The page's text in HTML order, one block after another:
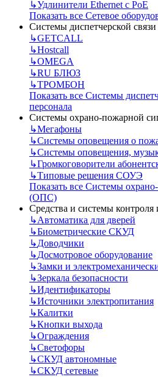
↳Удлинители Ethernet с PoE
Показать все Сетевое
Системы диспетчерской
↳GETCALL
↳Hostcall
↳OMEGA
↳RU БЛЮЗ
↳ТРОМБОН
Показать все Системы
персонала
Системы охрано-пожарной
↳Мегафоны
↳Системы оповещения о
↳Системы оповещения,
↳Громкоговорители
↳Типовые решения СОУЭ
Показать все Системы
(ОПС)
Средства и системы
↳Автоматика для дверей
↳Биометрические СКУД
↳Доводчики
↳Досмотровое оборудование
↳Замки и
↳Зеркала безопасности
↳Идентификаторы
↳Источники электропитания
↳Калитки
↳Кнопки выхода
↳Ограждения
↳Светофоры
↳СКУД автономные
↳СКУД сетевые